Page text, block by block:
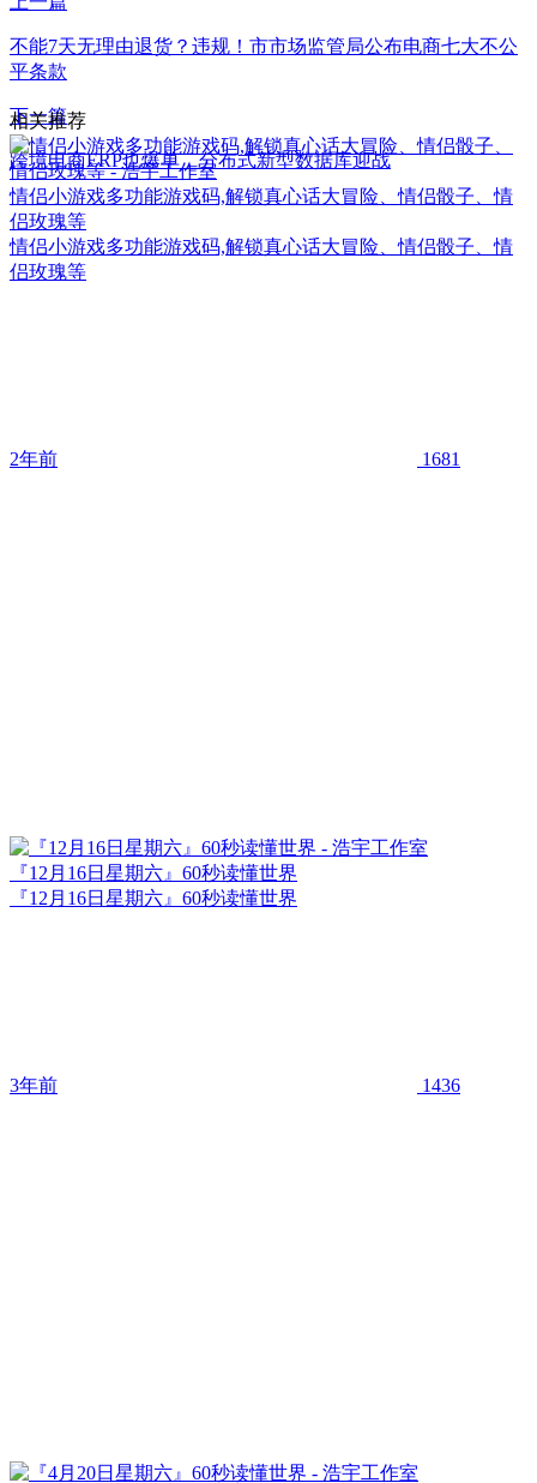
不能7天无理由退货？违规！市市场监管局公布电商七大不公
平条款
下一篇
跨境电商ERP也爆单，分布式新型数据库迎战
相关推荐
情侣小游戏多功能游戏码,解锁真心话大冒险、情侣骰子、情
侣玫瑰等
情侣小游戏多功能游戏码,解锁真心话大冒险、情侣骰子、情
侣玫瑰等
2年前 1681
『12月16日星期六』60秒读懂世界
『12月16日星期六』60秒读懂世界
3年前 1436